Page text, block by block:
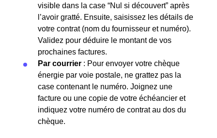
visible dans la case “Nul si découvert” après
l’avoir gratté. Ensuite, saisissez les détails de
votre contrat (nom du fournisseur et numéro).
Validez pour déduire le montant de vos
prochaines factures.
Par courrier : Pour envoyer votre chèque
énergie par voie postale, ne grattez pas la
case contenant le numéro. Joignez une
facture ou une copie de votre échéancier et
indiquez votre numéro de contrat au dos du
chèque.